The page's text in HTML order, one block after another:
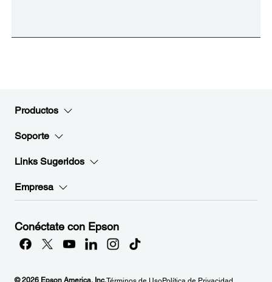
Productos
Soporte
Links Sugeridos
Empresa
Conéctate con Epson
© 2026 Epson America, Inc.